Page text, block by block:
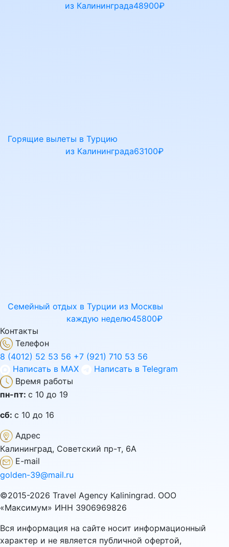
из Калининграда48900₽
Горящие вылеты в Турцию
из Калининграда63100₽
Семейный отдых в Турции из Москвы
каждую неделю45800₽
Контакты
Телефон
8 (4012) 52 53 56 +7 (921) 710 53 56
Написать в MAX
Написать в Telegram
Время работы
пн-пт: с 10 до 19
сб: с 10 до 16
Адрес
Калининград, Советский пр-т, 6А
E-mail
golden-39@mail.ru
©2015-2026 Travel Agency Kaliningrad. ООО
«Максимум» ИНН 3906969826
Вся информация на сайте носит информационный
характер и не является публичной офертой,